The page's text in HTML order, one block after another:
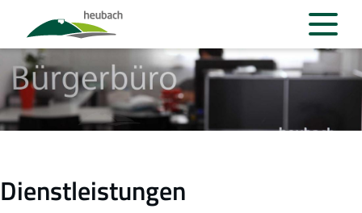
Dienstleistungen